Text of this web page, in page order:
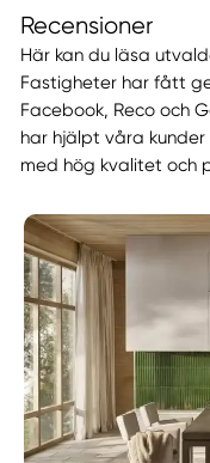
Recensioner
Här kan du läsa
Fastigheter har fått
Facebook, Reco och
har hjälpt våra
med hög kvalitet och